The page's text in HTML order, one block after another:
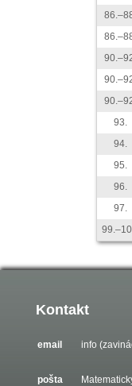
93.
94.
95.
96.
97.
Kontakt
email info
pošta